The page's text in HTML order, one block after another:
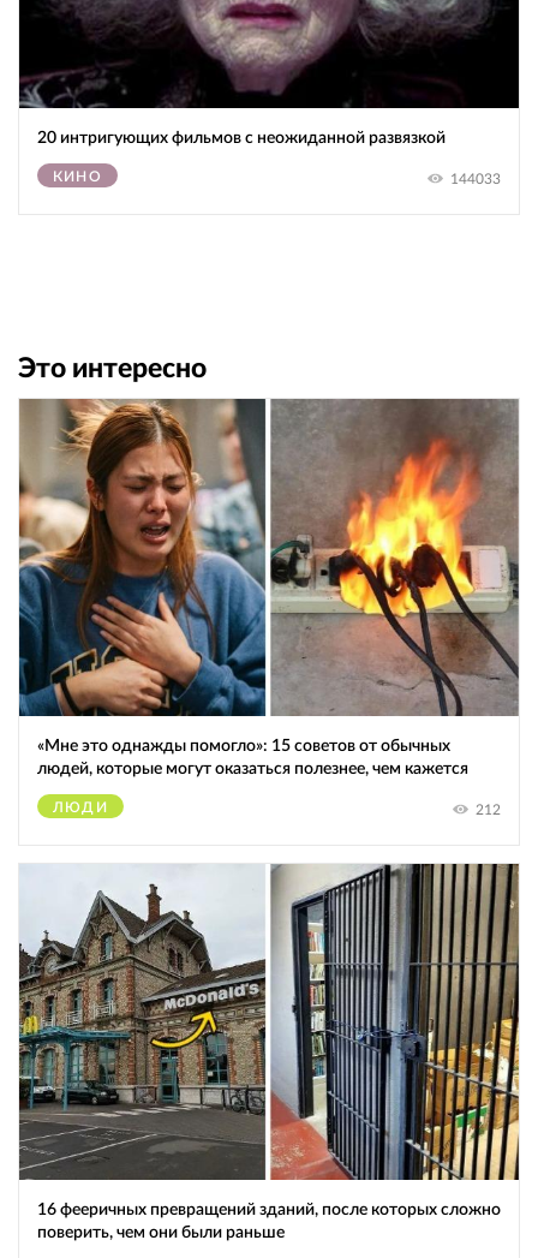
20 интригующих фильмов с неожиданной развязкой
КИНО 144033
Это интересно
«Мне это однажды помогло»: 15 советов от обычных
людей, которые могут оказаться полезнее, чем кажется
ЛЮДИ 212
16 фееричных превращений зданий, после которых сложно
поверить, чем они были раньше